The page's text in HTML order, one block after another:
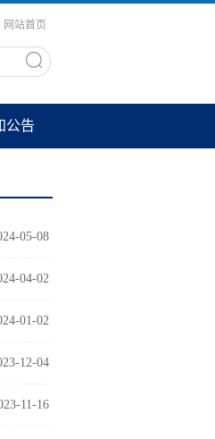
网站首页
公告
05-08
04-02
01-02
12-04
11-16